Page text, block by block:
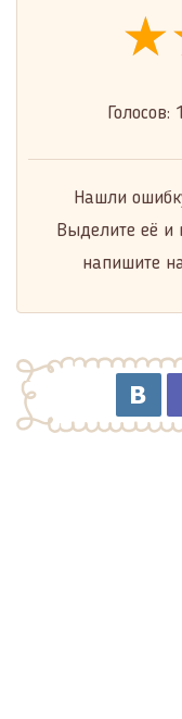
Голосов:
Нашли
Выделите её и
напишите